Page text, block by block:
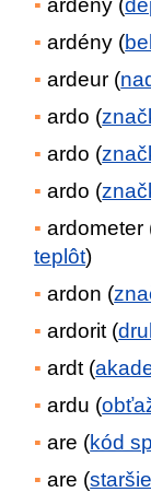
ardeny (
ardény (
ardeur (
ardo (
ardo (
ardo (
ardometer
teplôt)
ardon (
ardorit (
ardt (
ardu (
are (kód
are (